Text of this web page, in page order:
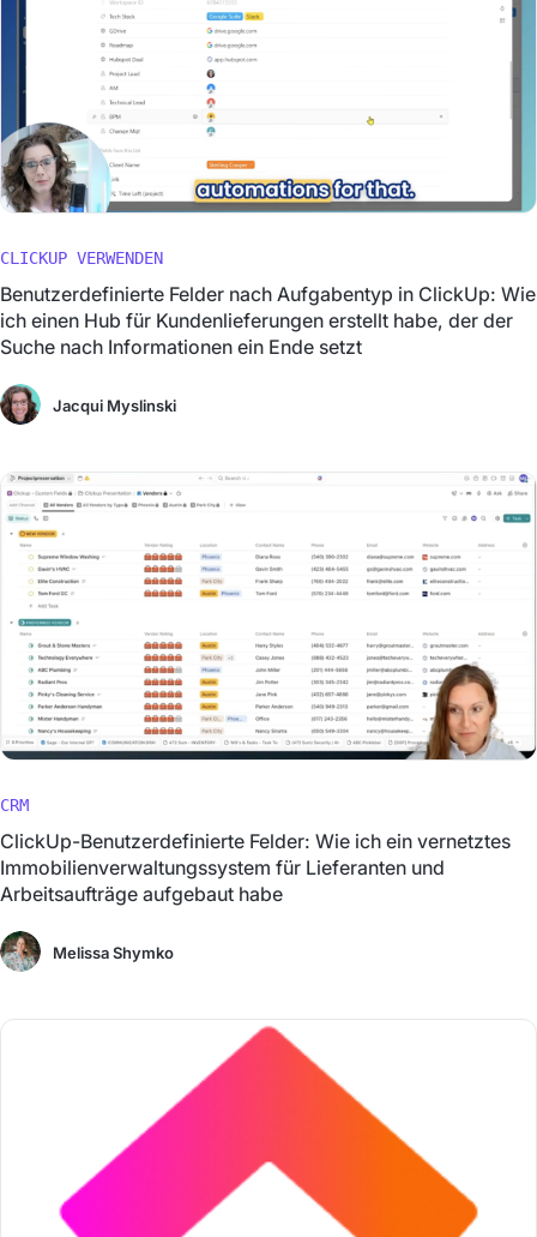
CLICKUP VERWENDEN
Benutzerdefinierte Felder nach Aufgabentyp in ClickUp: Wie
ich einen Hub für Kundenlieferungen erstellt habe, der der
Suche nach Informationen ein Ende setzt
Jacqui Myslinski
CRM
ClickUp-Benutzerdefinierte Felder: Wie ich ein vernetztes
Immobilienverwaltungssystem für Lieferanten und
Arbeitsaufträge aufgebaut habe
Melissa Shymko